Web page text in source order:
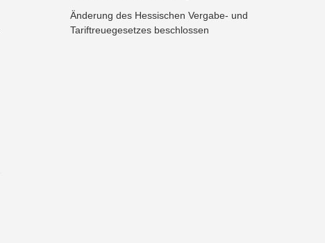
Änderung des Hessischen Vergabe- und
Tariftreuegesetzes beschlossen